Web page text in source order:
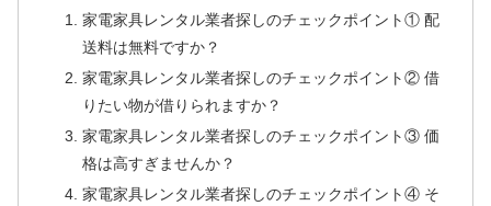
家電家具レンタル業者探しのチェックポイント① 配
送料は無料ですか？
家電家具レンタル業者探しのチェックポイント② 借
りたい物が借りられますか？
家電家具レンタル業者探しのチェックポイント③ 価
格は高すぎませんか？
家電家具レンタル業者探しのチェックポイント④ そ